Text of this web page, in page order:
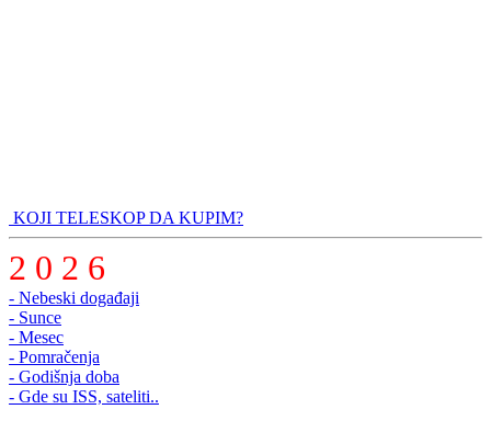
KOJI TELESKOP DA KUPIM?
2 0 2 6
- Nebeski događaji
- Sunce
- Mesec
- Pomračenja
- Godišnja doba
- Gde su ISS, sateliti..